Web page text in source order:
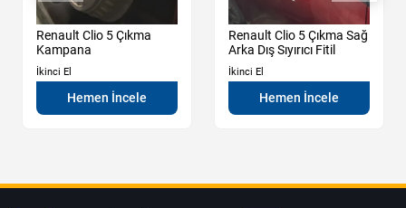
Renault Clio 5 Çıkma
Kampana
İkinci El
Hemen İncele
Renault Clio 5 Çıkma Sağ
Arka Dış Sıyırıcı Fitil
İkinci El
Hemen İncele